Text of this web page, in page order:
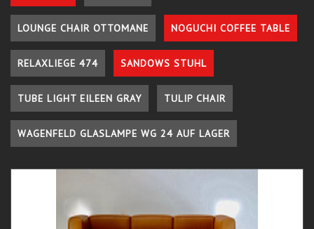
LOUNGE CHAIR OTTOMANE NOGUCHI COFFEE TABLE
RELAXLIEGE 474 SANDOWS STUHL
TUBE LIGHT EILEEN GRAY TULIP CHAIR
WAGENFELD GLASLAMPE WG 24 AUF LAGER